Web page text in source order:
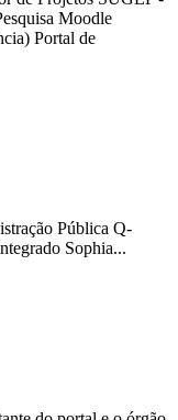
Moodle
Portal de
Pública Q-
Sophia...